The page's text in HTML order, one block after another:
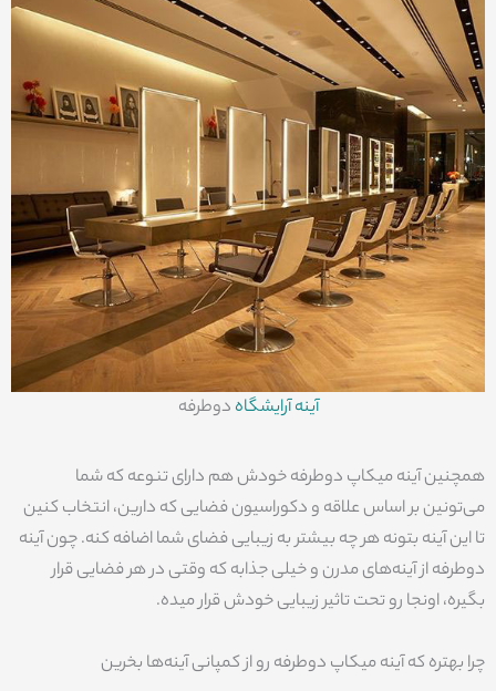
آینه آرایشگاهدوطرفه
همچنین آینه میکاپ دوطرفه خودش هم دارای تنوعه که شما
می‌تونین بر اساس علاقه و دکوراسیون فضایی که دارین، انتخاب کنین
تا این آینه بتونه هر چه بیشتر به زیبایی فضای شما اضافه کنه. چون آینه
دوطرفه از آینه‌های مدرن و خیلی جذابه که وقتی در هر فضایی قرار
بگیره، اونجا رو تحت تاثیر زیبایی خودش قرار میده.
چرا بهتره که آینه میکاپ دوطرفه رو از کمپانی آینه‌ها بخرین